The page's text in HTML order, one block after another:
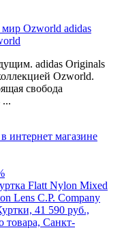
adidas
adidas Originals
Ozworld.
свобода
...